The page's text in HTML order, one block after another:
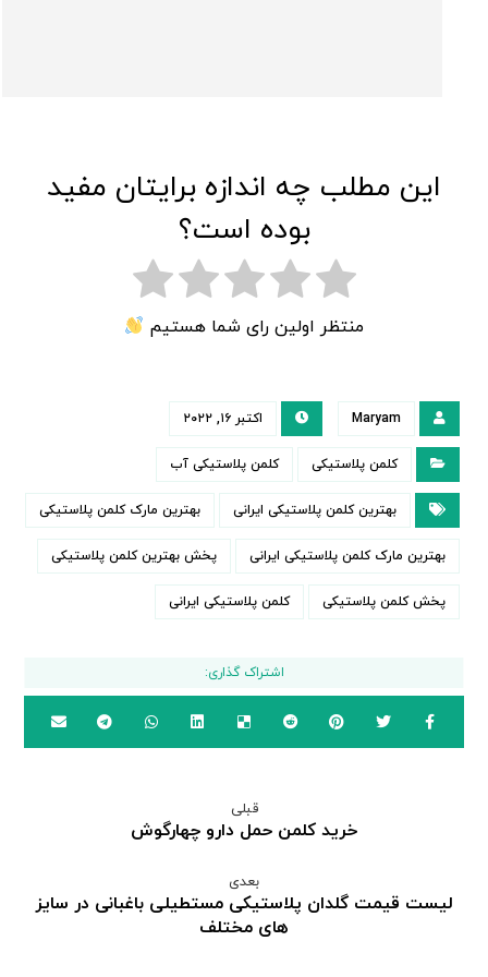
این مطلب چه اندازه برایتان مفید
بوده است؟
منتظر اولین رای شما هستیم
Maryam اکتبر ۱۶, ۲۰۲۲
کلمن پلاستیکی کلمن پلاستیکی آب
بهترین کلمن پلاستیکی ایرانی بهترین مارک کلمن پلاستیکی
بهترین مارک کلمن پلاستیکی ایرانی پخش بهترین کلمن پلاستیکی
پخش کلمن پلاستیکی کلمن پلاستیکی ایرانی
قبلی
خرید کلمن حمل دارو چهارگوش
بعدی
لیست قیمت گلدان پلاستیکی مستطیلی باغبانی در سایز
های مختلف